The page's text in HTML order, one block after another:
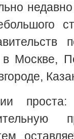
Москве,
проста: